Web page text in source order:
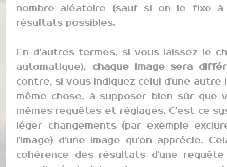
nombre aléatoire (sauf si on le fixe
résultats possibles.
En d'autres termes, si vous laissez le
automatique), chaque image sera
contre, si vous indiquez celui d'une
même chose, à supposer bien sûr que
mêmes requêtes et réglages. C'est ce
léger changements (par exemple
l'image) d'une image qu'on apprécie.
cohérence des résultats d'une